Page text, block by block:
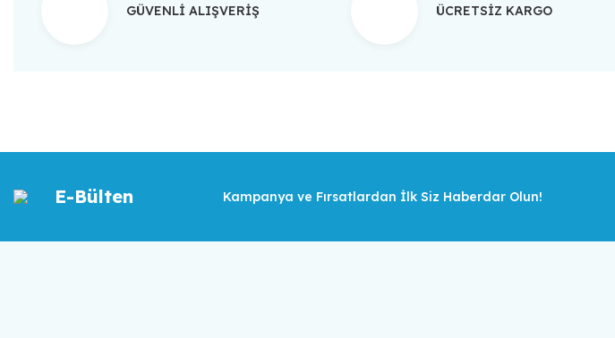
GÜVENLİ ALIŞVERİŞ ÜCRETSİZ KARGO
E-Bülten Kampanya ve Fırsatlardan İlk Siz Haberdar Olun!